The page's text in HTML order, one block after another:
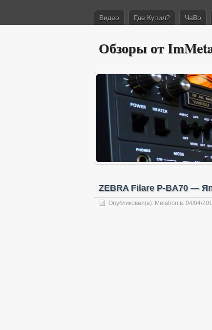
Видео Где Купил? ЧаВо
Обзоры от
ZEBRA Filare P-BA70 —
Опубликовал(а): Metatron в: 04/04/